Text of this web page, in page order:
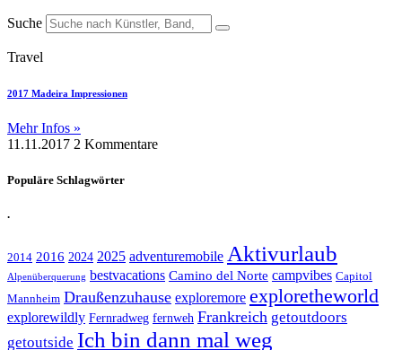
Suche
Travel
2017 Madeira Impressionen
Mehr Infos »
11.11.2017 2 Kommentare
Populäre Schlagwörter
.
2014 2016 2024 2025 adventuremobile Aktivurlaub
Alpenüberquerung bestvacations Camino del Norte campvibes Capitol
Mannheim Draußenzuhause exploremore exploretheworld
explorewildly Fernradweg fernweh Frankreich getoutdoors
getoutside Ich bin dann mal weg